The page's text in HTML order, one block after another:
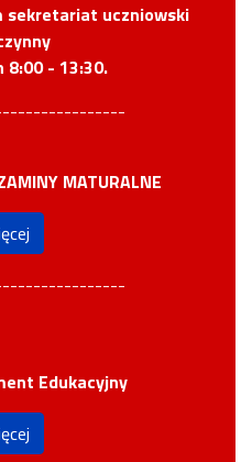
sekretariat uczniowski
8:00 - 13:30.
MATURALNE
Edukacyjny